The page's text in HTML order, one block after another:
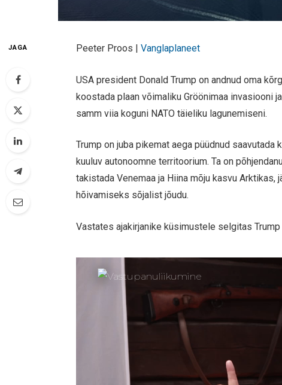
JAGA Peeter Proos |Vanglaplaneet
USA president Donald Trump on andnud oma
koostada plaan võimaliku Gröönimaa invasiooni
samm viia koguni NATO täieliku lagunemiseni.
Trump on juba pikemat aega püüdnud
kuuluv autonoomne territoorium. Ta on
takistada Venemaa ja Hiina mõju kasvu
hõivamiseks sõjalist jõudu.
Vastates ajakirjanike küsimustele selgitas